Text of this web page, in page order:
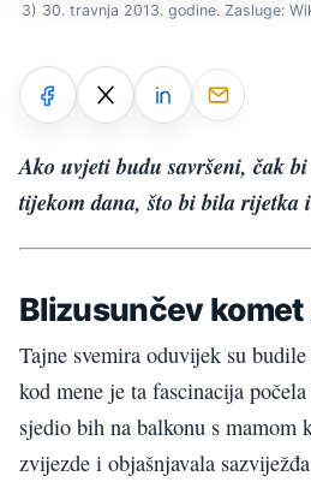
3) 30. travnja 2013. godine. Zasluge:
Ako uvjeti budu savršeni, čak
tijekom dana, što bi bila rijetka
Blizusunčev komet
Tajne svemira oduvijek su
kod mene je ta fascinacija
sjedio bih na balkonu s mamom
zvijezde i objašnjavala